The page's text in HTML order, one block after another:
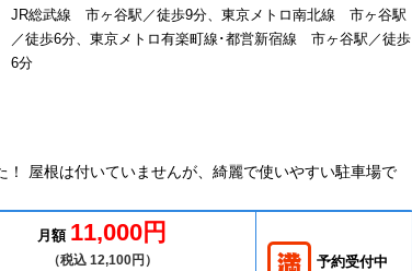
JR総武線 市ヶ谷駅／徒歩9分、東京メトロ南北線 市ヶ谷駅
／徒歩6分、東京メトロ有楽町線･都営新宿線 市ヶ谷駅／徒歩
6分
屋根は付いていませんが、綺麗で使いやすい駐車場で
月額 11,000円
（税込 12,100円） 予約受付中